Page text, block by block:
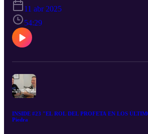
11 abr 2025
54:29
INSIDE #23 "EL ROL DEL PROFETA EN LOS ÚLTIMOS
Piedra